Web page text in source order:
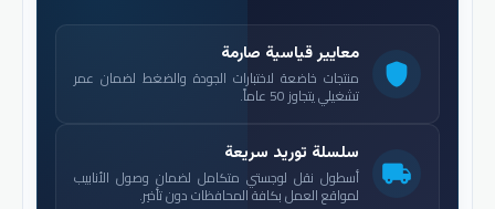
shield
معايير قياسية صارمة
منتجات خاضعة لاختبارات الجودة والضغط لضمان عمر
تشغيلي يتجاوز 50 عاماً.
local_shipping
سلسلة توريد سريعة
أسطول نقل لوجستي متكامل لضمان وصول الأنابيب
لمواقع العمل بكافة المحافظات دون تأخير.